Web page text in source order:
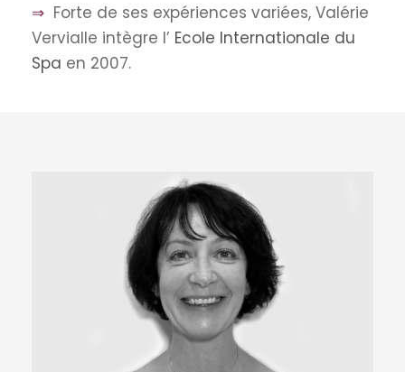
⇒ Forte de ses expériences variées, Valérie
Vervialle intègre l’ Ecole Internationale du
Spa en 2007.